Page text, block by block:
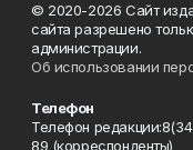
© 2020-2026 Сайт
сайта разрешено
администрации.
Об использовании
Телефон
Телефон
89 (корреспонденты)